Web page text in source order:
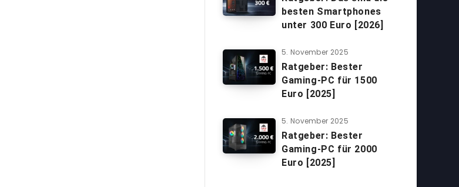
besten Smartphones
unter 300 Euro [2026]
5. November 2025
Ratgeber: Bester
Gaming-PC für 1500
Euro [2025]
5. November 2025
Ratgeber: Bester
Gaming-PC für 2000
Euro [2025]